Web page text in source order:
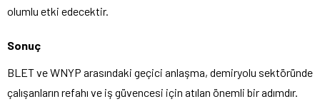
olumlu etki edecektir.
Sonuç
BLET ve WNYP arasındaki geçici anlaşma, demiryolu sektöründe
çalışanların refahı ve iş güvencesi için atılan önemli bir adımdır.